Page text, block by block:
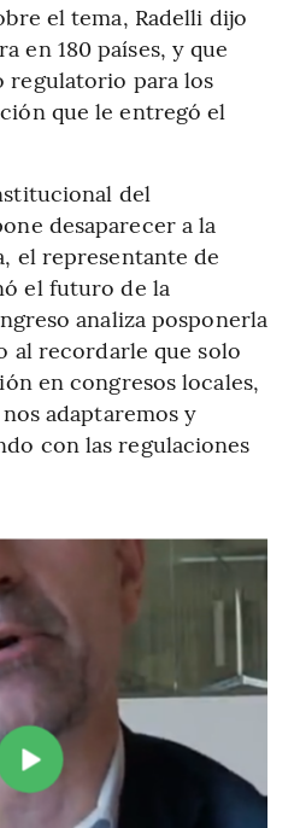
el tema, Radelli dijo
en 180 países, y que
regulatorio para los
que le entregó el
del
desaparecer a la
el representante de
el futuro de la
analiza posponerla
al recordarle que solo
en congresos locales,
adaptaremos y
con las regulaciones